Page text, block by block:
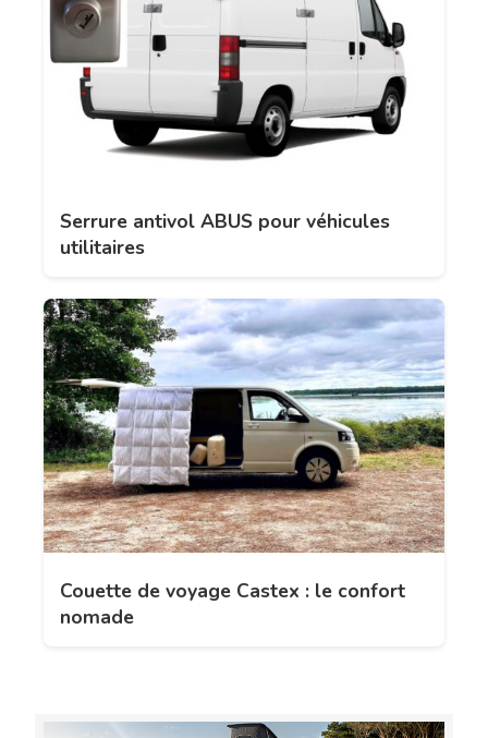
Serrure antivol ABUS pour véhicules
utilitaires
Couette de voyage Castex : le confort
nomade